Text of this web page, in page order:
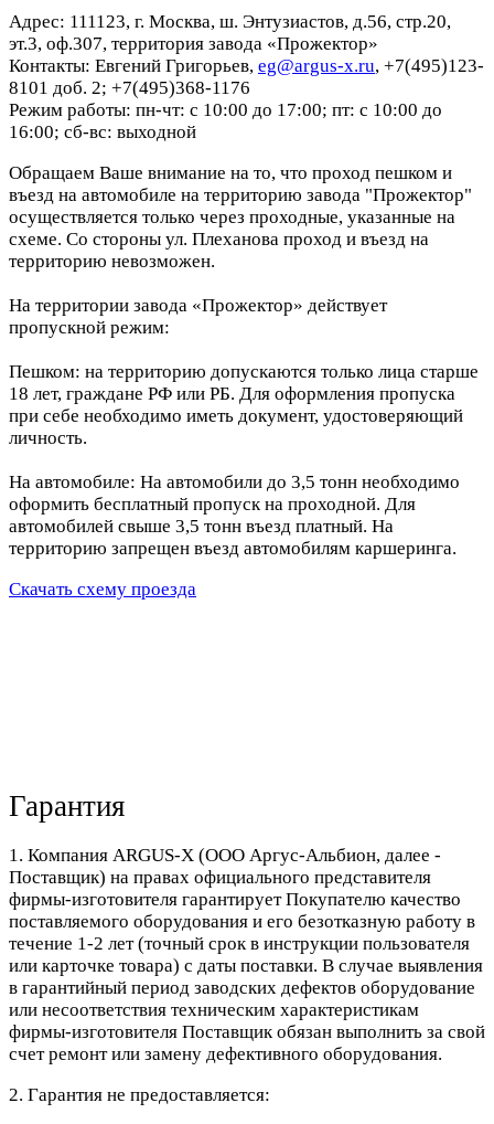
Адрес: 111123, г. Москва, ш. Энтузиастов, д.56, стр.20,
эт.3, оф.307, территория завода «Прожектор»
Контакты: Евгений Григорьев, eg@argus-x.ru, +7(495)123-
8101 доб. 2; +7(495)368-1176
Режим работы: пн-чт: с 10:00 до 17:00; пт: с 10:00 до
16:00; сб-вс: выходной
Обращаем Ваше внимание на то, что проход пешком и
въезд на автомобиле на территорию завода "Прожектор"
осуществляется только через проходные, указанные на
схеме. Со стороны ул. Плеханова проход и въезд на
территорию невозможен.
На территории завода «Прожектор» действует
пропускной режим:
Пешком: на территорию допускаются только лица старше
18 лет, граждане РФ или РБ. Для оформления пропуска
при себе необходимо иметь документ, удостоверяющий
личность.
На автомобиле: На автомобили до 3,5 тонн необходимо
оформить бесплатный пропуск на проходной. Для
автомобилей свыше 3,5 тонн въезд платный. На
территорию запрещен въезд автомобилям каршеринга.
Скачать схему проезда
Гарантия
1. Компания ARGUS-X (ООО Аргус-Альбион, далее -
Поставщик) на правах официального представителя
фирмы-изготовителя гарантирует Покупателю качество
поставляемого оборудования и его безотказную работу в
течение 1-2 лет (точный срок в инструкции пользователя
или карточке товара) с даты поставки. В случае выявления
в гарантийный период заводских дефектов оборудование
или несоответствия техническим характеристикам
фирмы-изготовителя Поставщик обязан выполнить за свой
счет ремонт или замену дефективного оборудования.
2. Гарантия не предоставляется: